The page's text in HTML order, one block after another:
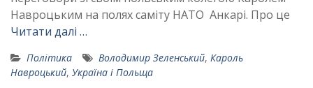
Навроцьким на полях саміту НАТО Анкарі. Про це
Читати далі …
Політика Володимир Зеленський, Кароль
Навроцький, Україна і Польща